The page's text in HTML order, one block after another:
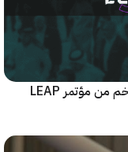
الرياض تستعد لإطلاق النسخة الخامسة والأضخم من مؤتمر LEAP